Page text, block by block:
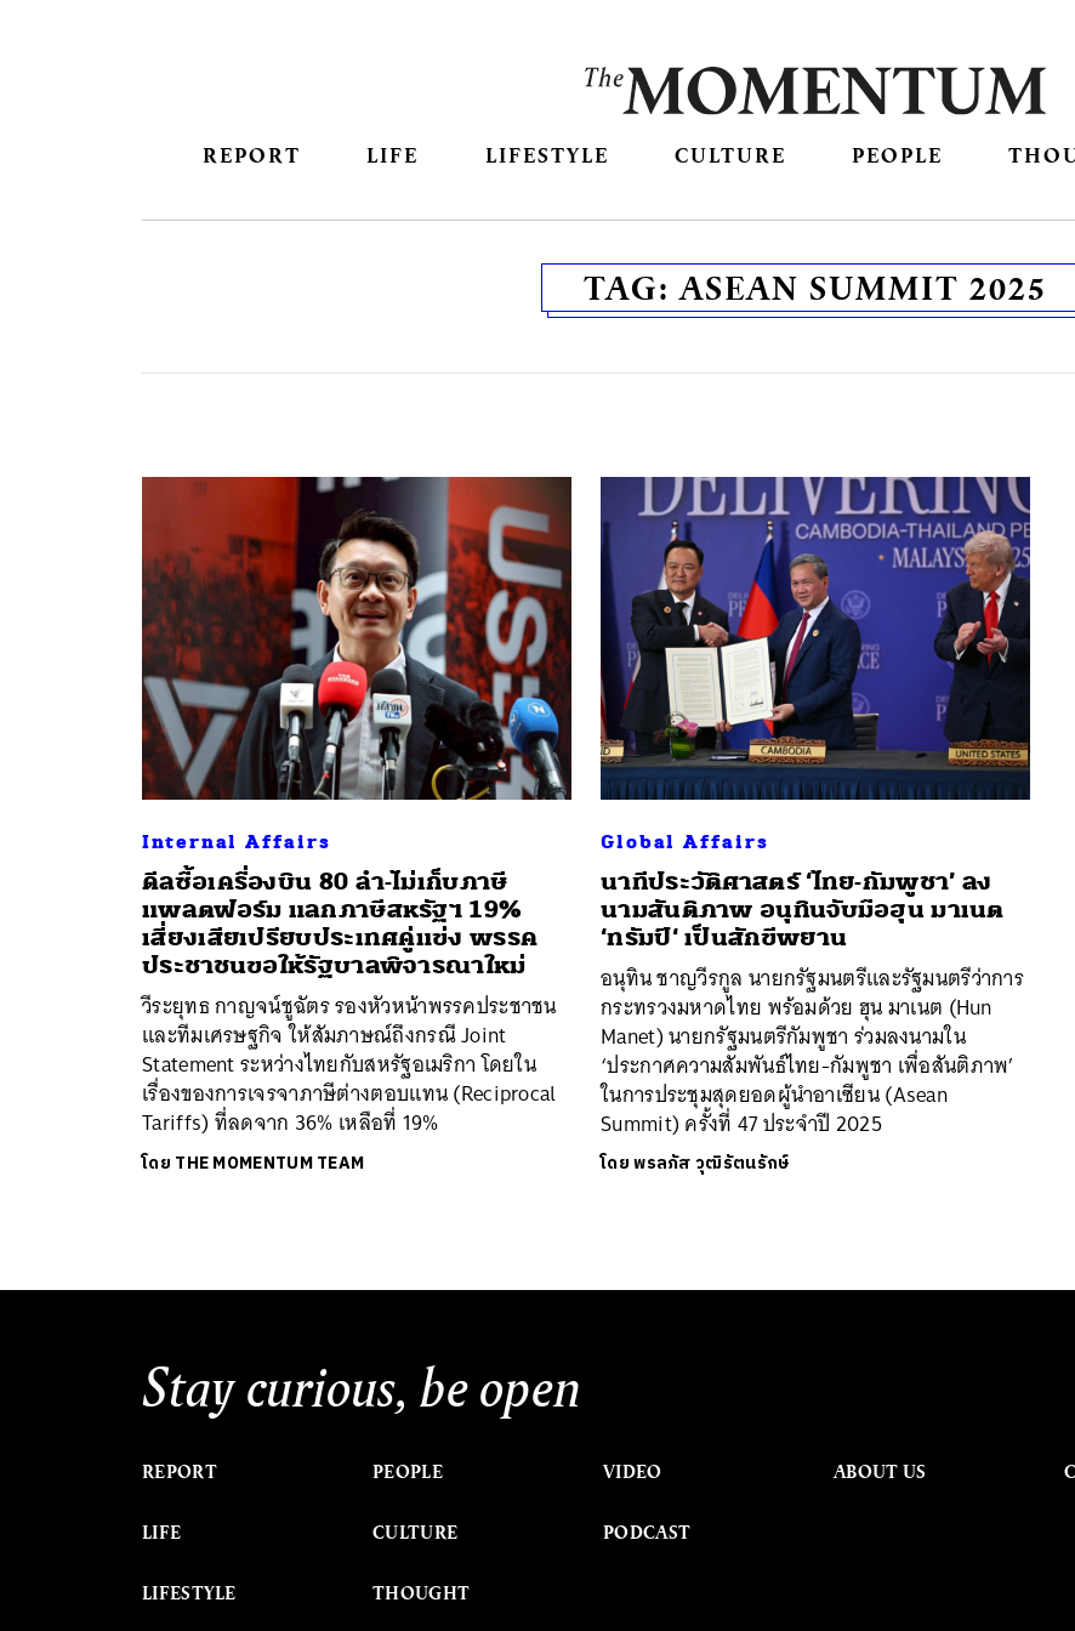
REPORT LIFE LIFESTYLE CULTURE PEOPLE
TAG:ASEAN SUMMIT 2025
Internal Affairs
ดีลซื้อเครื่องบิน 80 ลำ-ไม่เก็บภาษี
แพลตฟอร์ม แลกภาษีสหรัฐฯ 19%
เสี่ยงเสียเปรียบประเทศคู่แข่ง พรรค
ประชาชนขอให้รัฐบาลพิจารณาใหม่
วีระยุทธ กาญจน์ชูฉัตร รองหัวหน้าพรรคประชาชน
และทีมเศรษฐกิจ ให้สัมภาษณ์ถึงกรณี Joint
Statement ระหว่างไทยกับสหรัฐอเมริกา โดยใน
เรื่องของการเจรจาภาษีต่างตอบแทน (Reciprocal
Tariffs) ที่ลดจาก 36% เหลือที่ 19%
โดย THE MOMENTUM TEAM
Global Affairs
นาทีประวัติศาสตร์ ‘ไทย-กัมพูชา’ ลง
นามสันติภาพ อนุทินจับมือฮุน มาเนต
‘ทรัมป์‘ เป็นสักขีพยาน
อนุทิน ชาญวีรกูล นายกรัฐมนตรีและรัฐมนตรีว่าการ
กระทรวงมหาดไทย พร้อมด้วย ฮุน มาเนต (Hun
Manet) นายกรัฐมนตรีกัมพูชา ร่วมลงนามใน
‘ประกาศความสัมพันธ์ไทย-กัมพูชา เพื่อสันติภาพ’
ในการประชุมสุดยอดผู้นำอาเซียน (Asean
Summit) ครั้งที่ 47 ประจำปี 2025
โดยพรลภัส วุฒิรัตนรักษ์
Stay curious, be open
REPORT
LIFE
LIFESTYLE
PEOPLE
CULTURE
THOUGHT
VIDEO
PODCAST
ABOUT US
ค้นหา
SHARE TWEET LINE EMAIL